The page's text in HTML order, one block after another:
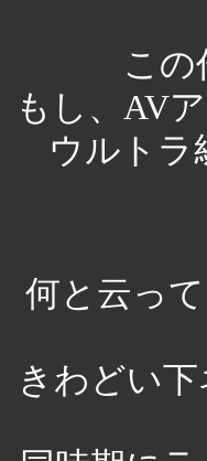
この
もし、AV
ウルトラ
何と云っ
きわどい